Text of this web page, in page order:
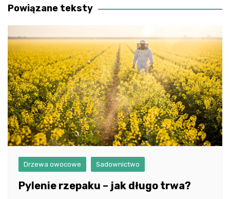
Powiązane teksty
Drzewa owocowe Sadownictwo
Pylenie rzepaku – jak długo trwa?